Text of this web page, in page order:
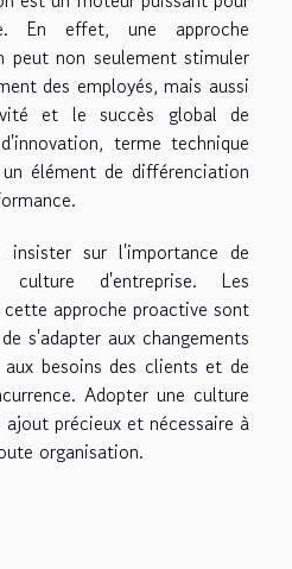
En effet, une approche
peut non seulement stimuler
des employés, mais aussi
et le succès global de
terme technique
élément de différenciation
sur l'importance de
d'entreprise. Les
approche proactive sont
s'adapter aux changements
besoins des clients et de
Adopter une culture
précieux et nécessaire à
organisation.